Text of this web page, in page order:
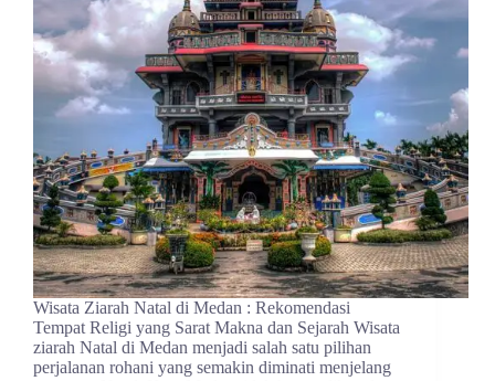
Wisata Ziarah Natal di Medan : Rekomendasi
Tempat Religi yang Sarat Makna dan Sejarah Wisata
ziarah Natal di Medan menjadi salah satu pilihan
perjalanan rohani yang semakin diminati menjelang